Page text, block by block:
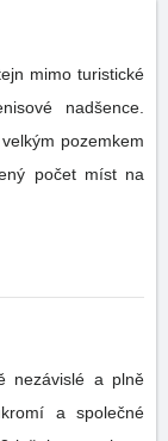
mimo turistické
nadšence.
pozemkem
počet míst na
nezávislé a plně
a společné